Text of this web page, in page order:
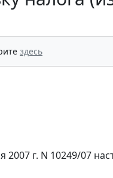
здесь
г. N 10249/07